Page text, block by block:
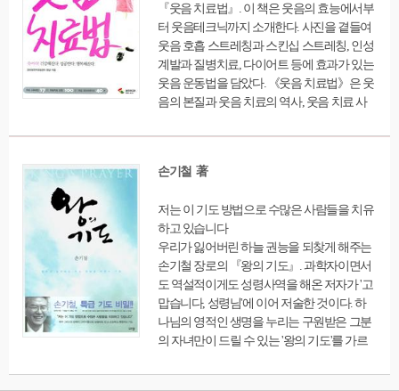
『웃음 치료법』. 이 책은 웃음의 효능에서부
터 웃음테크닉까지 소개한다. 사진을 곁들여
웃음 호흡 스트레칭과 스킨십 스트레칭, 인성
계발과 질병치료, 다이어트 등에 효과가 있는
웃음 운동법을 담았다. 《웃음 치료법》은 웃
음의 본질과 웃음 치료의 역사, 웃음 치료 사
3분 웃음 연습법과 한국인의 웃음, 자가 면역
등도 소개했다.
손기철 著
저는 이 기도 방법으로 수많은 사람들을 치유
하고 있습니다
우리가 잃어버린 하늘 권능을 되찾게 해주는
손기철 장로의 『왕의 기도』. 과학자이면서
도 역설적이게도 성령사역을 해온 저자가 '고
맙습니다, 성령님'에 이어 저술한 것이다. 하
나님의 영적인 생명을 누리는 구원받은 그분
의 자녀만이 드릴 수 있는 '왕의 기도'를 가르
말씀치유집회에서 수백 여 명을 치유시킨 기